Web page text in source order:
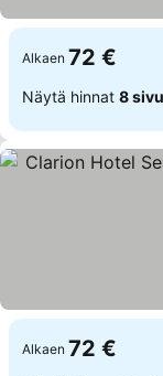
Alkaen 72 €
Näytä hinnat 8
Alkaen 72 €